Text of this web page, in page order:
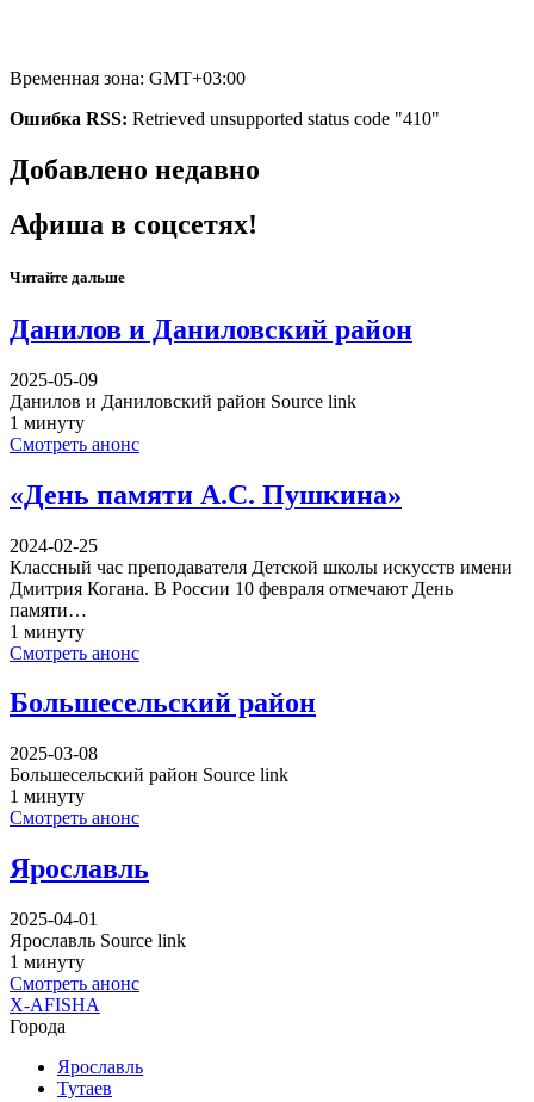
Временная зона: GMT+03:00
Ошибка RSS: Retrieved unsupported status code "410"
Добавлено недавно
Афиша в соцсетях!
Читайте дальше
Данилов и Даниловский район
2025-05-09
Данилов и Даниловский район Source link
1 минуту
Смотреть анонс
«День памяти А.С. Пушкина»
2024-02-25
Классный час преподавателя Детской школы искусств имени
Дмитрия Когана. В России 10 февраля отмечают День
памяти…
1 минуту
Смотреть анонс
Большесельский район
2025-03-08
Большесельский район Source link
1 минуту
Смотреть анонс
Ярославль
2025-04-01
Ярославль Source link
1 минуту
Смотреть анонс
X-AFISHA
Города
Ярославль
Тутаев